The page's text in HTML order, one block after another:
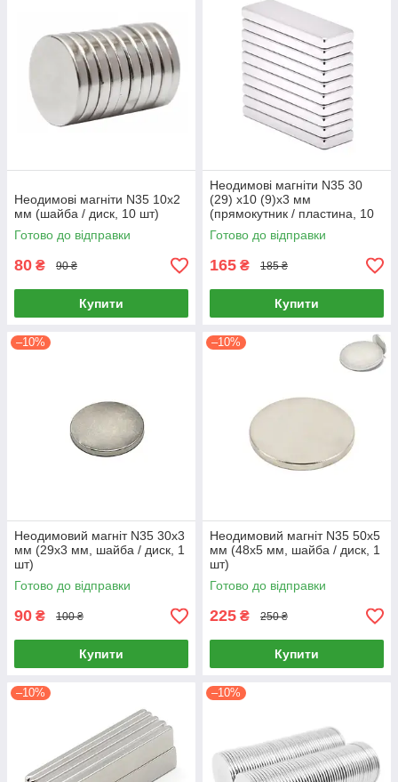
Неодимові магніти N35 10х2
мм (шайба / диск, 10 шт)
Готово до відправки
80 ₴ 90 ₴
Купити
Неодимові магніти N35 30
(29) х10 (9)х3 мм
(прямокутник / пластина, 10
шт)
Готово до відправки
165 ₴ 185 ₴
Купити
–10%
Неодимовий магніт N35 30х3
мм (29х3 мм, шайба / диск, 1
шт)
Готово до відправки
90 ₴ 100 ₴
Купити
–10%
Неодимовий магніт N35 50х5
мм (48х5 мм, шайба / диск, 1
шт)
Готово до відправки
225 ₴ 250 ₴
Купити
–10% –10%